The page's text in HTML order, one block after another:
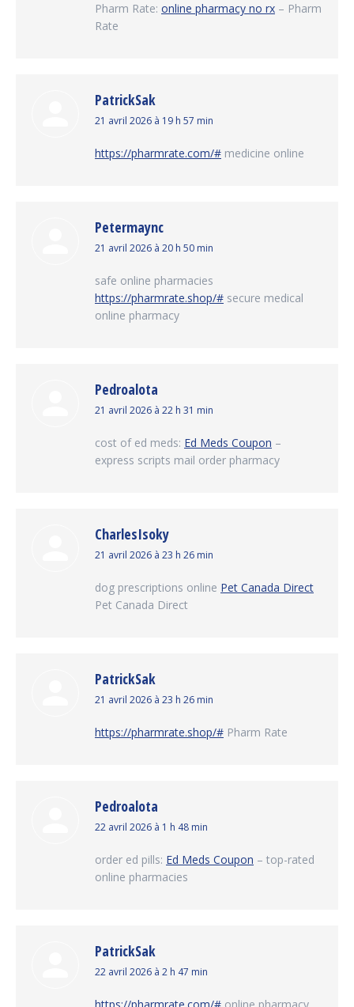
Pharm Rate: online pharmacy no rx – Pharm
Rate
PatrickSak
dit
21 avril 2026 à 19 h 57 min
https://pharmrate.com/# medicine online
Petermaync
dit
21 avril 2026 à 20 h 50 min
safe online pharmacies
https://pharmrate.shop/# secure medical
online pharmacy
Pedroalota
dit
21 avril 2026 à 22 h 31 min
cost of ed meds: Ed Meds Coupon –
express scripts mail order pharmacy
CharlesIsoky
dit
21 avril 2026 à 23 h 26 min
dog prescriptions online Pet Canada Direct
Pet Canada Direct
PatrickSak
dit
21 avril 2026 à 23 h 26 min
https://pharmrate.shop/# Pharm Rate
Pedroalota
dit
22 avril 2026 à 1 h 48 min
order ed pills: Ed Meds Coupon – top-rated
online pharmacies
PatrickSak
dit
22 avril 2026 à 2 h 47 min